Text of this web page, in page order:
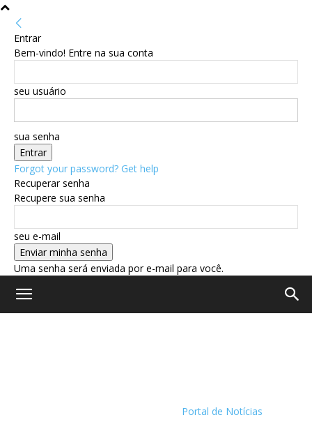
Entrar
Bem-vindo! Entre na sua conta
seu usuário
sua senha
Forgot your password? Get help
Recuperar senha
Recupere sua senha
seu e-mail
Uma senha será enviada por e-mail para você.
Portal de Notícias